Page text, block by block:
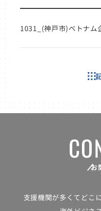
1031_(神戸市)ベトナム
お
支援機関が多くて どこ